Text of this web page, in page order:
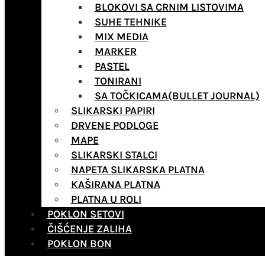
BLOKOVI SA CRNIM LISTOVIMA
SUHE TEHNIKE
MIX MEDIA
MARKER
PASTEL
TONIRANI
SA TOČKICAMA(BULLET JOURNAL)
SLIKARSKI PAPIRI
DRVENE PODLOGE
MAPE
SLIKARSKI STALCI
NAPETA SLIKARSKA PLATNA
KAŠIRANA PLATNA
PLATNA U ROLI
POKLON SETOVI
ČIŠĆENJE ZALIHA
POKLON BON